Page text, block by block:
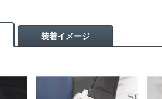
装着イメージ